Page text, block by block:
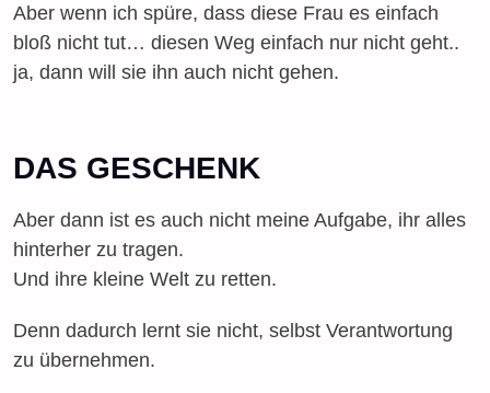
Aber wenn ich spüre, dass diese Frau es einfach
bloß nicht tut… diesen Weg einfach nur nicht geht..
ja, dann will sie ihn auch nicht gehen.
DAS GESCHENK
Aber dann ist es auch nicht meine Aufgabe, ihr alles
hinterher zu tragen.
Und ihre kleine Welt zu retten.
Denn dadurch lernt sie nicht, selbst Verantwortung
zu übernehmen.